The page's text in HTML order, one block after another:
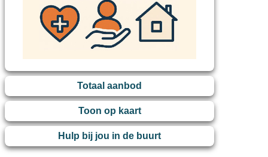
Totaal aanbod
Toon op kaart
Hulp bij jou in de buurt